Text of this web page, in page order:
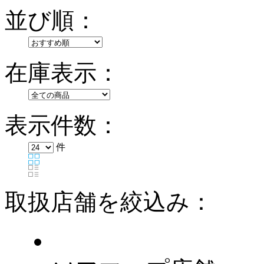
並び順：
在庫表示：
表示件数：
件
取扱店舗を絞込み：